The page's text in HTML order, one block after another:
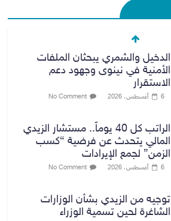
الدخيل والشمري يبحثان الملفات
الأمنية في نينوى وجهود دعم
الاستقرار
6 أغسطس، 2026 No Comment
الراتب كل 40 يوماً.. مستشار الزيدي
المالي يتحدث عن فرضية “كسب
الزمن” لجمع الإيرادات
6 أغسطس، 2026 No Comment
توجيه من الزيدي بشأن الوزارات
الشاغرة لحين تسمية الوزراء